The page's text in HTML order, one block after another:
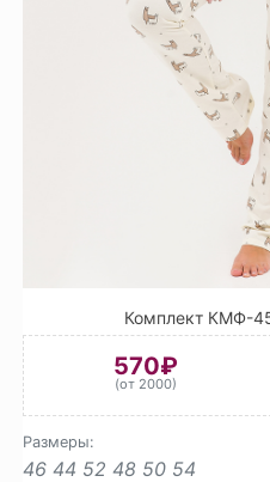
Комплект КМФ-
570₽
(от 2000)
Размеры:
46 44 52 48 50 54